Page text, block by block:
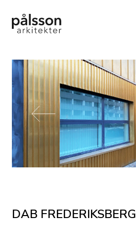
DAB FREDERIKSBERG